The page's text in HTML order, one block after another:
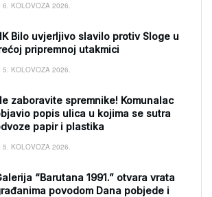
6. KOLOVOZA 2026.
Bilo uvjerljivo slavilo protiv Sloge u
pripremnoj utakmici
5. KOLOVOZA 2026.
zaboravite spremnike! Komunalac
popis ulica u kojima se sutra
papir i plastika
5. KOLOVOZA 2026.
“Barutana 1991.” otvara vrata
povodom Dana pobjede i